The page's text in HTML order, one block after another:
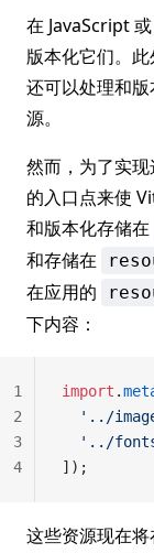
在 JavaScript
版本化它们。
还可以处理和
源。
然而，为了实
的入口点来使
和版本化存储在
和存储在
在应用的
下内容：
import .
'../
'../
]);
1
2
3
4
这些资源现在